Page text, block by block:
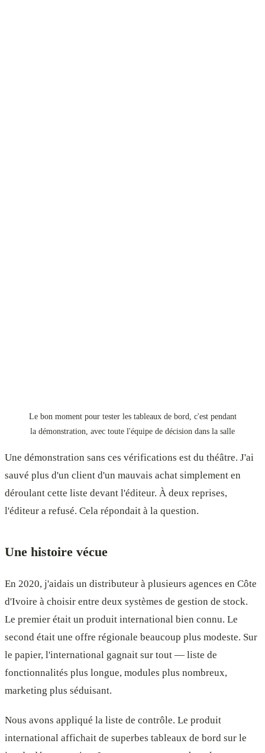
Le bon moment pour tester les tableaux de bord, c'est pendant
la démonstration, avec toute l'équipe de décision dans la salle
Une démonstration sans ces vérifications est du théâtre. J'ai
sauvé plus d'un client d'un mauvais achat simplement en
déroulant cette liste devant l'éditeur. À deux reprises,
l'éditeur a refusé. Cela répondait à la question.
Une histoire vécue
En 2020, j'aidais un distributeur à plusieurs agences en Côte
d'Ivoire à choisir entre deux systèmes de gestion de stock.
Le premier était un produit international bien connu. Le
second était une offre régionale beaucoup plus modeste. Sur
le papier, l'international gagnait sur tout — liste de
fonctionnalités plus longue, modules plus nombreux,
marketing plus séduisant.
Nous avons appliqué la liste de contrôle. Le produit
international affichait de superbes tableaux de bord sur le